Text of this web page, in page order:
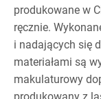
produkowane w
ręcznie.
i nadających się
materiałami są
makulaturowy